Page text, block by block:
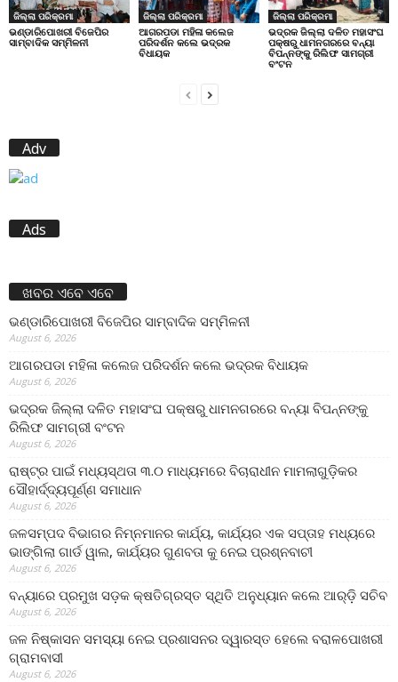
ଜିଲ୍ଲା ପରିକ୍ରମା
ଭଣ୍ଡାରିପୋଖରୀ ବିଜେପିର
ସାମ୍ବାଦିକ ସମ୍ମିଳନୀ
ଜିଲ୍ଲା ପରିକ୍ରମା
ଆଗରପଡା ମହିଳା କଲେଜ
ପରିଦର୍ଶନ କଲେ ଭଦ୍ରକ
ବିଧାୟକ
ଜିଲ୍ଲା ପରିକ୍ରମା
ଭଦ୍ରକ ଜିଲ୍ଲା ଦଳିତ ମହାସଂଘ
ପକ୍ଷରୁ ଧାମନଗରରେ ବନ୍ୟା
ବିପନ୍ନଙ୍କୁ ରିଲିଫ ସାମଗ୍ରୀ
ବଂଟନ
Adv
Ads
ଖବର ଏବେ ଏବେ
ଭଣ୍ଡାରିପୋଖରୀ ବିଜେପିର ସାମ୍ବାଦିକ ସମ୍ମିଳନୀ
August 6, 2026
ଆଗରପଡା ମହିଳା କଲେଜ ପରିଦର୍ଶନ କଲେ ଭଦ୍ରକ ବିଧାୟକ
August 6, 2026
ଭଦ୍ରକ ଜିଲ୍ଲା ଦଳିତ ମହାସଂଘ ପକ୍ଷରୁ ଧାମନଗରରେ ବନ୍ୟା ବିପନ୍ନଙ୍କୁ
ରିଲିଫ ସାମଗ୍ରୀ ବଂଟନ
August 6, 2026
ରାଷ୍ଟ୍ର ପାଇଁ ମଧ୍ୟସ୍ଥତା ୩.୦ ମାଧ୍ୟମରେ ବିଚାରାଧୀନ ମାମଲାଗୁଡ଼ିକର
ସୌହାର୍ଦ୍ଦ୍ୟପୂର୍ଣ୍ଣ ସମାଧାନ
August 6, 2026
ଜଳସମ୍ପଦ ବିଭାଗର ନିମ୍ନମାନର କାର୍ଯ୍ୟ, କାର୍ଯ୍ୟର ଏକ ସପ୍ତାହ ମଧ୍ୟରେ
ଭାଙ୍ଗିଲା ଗାର୍ଡ ୱାଲ, କାର୍ଯ୍ୟର ଗୁଣବତା କୁ ନେଇ ପ୍ରଶ୍ନବାଚୀ
August 6, 2026
ବନ୍ୟାରେ ପ୍ରମୁଖ ସଡ଼କ କ୍ଷତିଗ୍ରସ୍ତ ସ୍ଥିତି ଅନୁଧ୍ୟାନ କଲେ ଆର୍‌ଡ଼ି ସଚିବ
August 6, 2026
ଜଳ ନିଷ୍କାସନ ସମସ୍ୟା ନେଇ ପ୍ରଶାସନର ଦ୍ୱାରସ୍ତ ହେଲେ ବରାଳପୋଖରୀ
ଗ୍ରାମବାସୀ
August 6, 2026